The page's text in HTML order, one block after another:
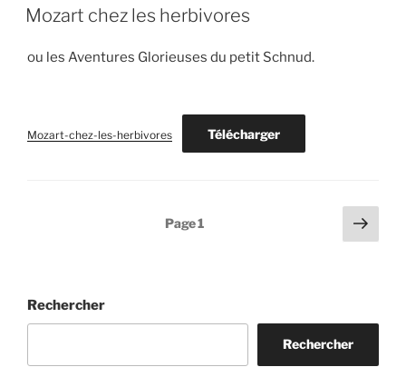
LE
Mozart chez les herbivores
ou les Aventures Glorieuses du petit Schnud.
Mozart-chez-les-herbivores Télécharger
Page1
Page
Rechercher
Rechercher